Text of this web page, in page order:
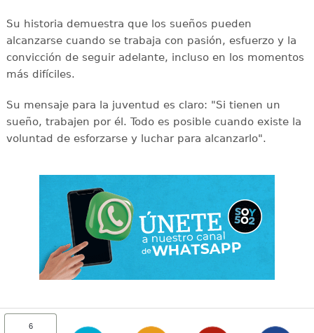
Su historia demuestra que los sueños pueden
alcanzarse cuando se trabaja con pasión, esfuerzo y la
convicción de seguir adelante, incluso en los momentos
más difíciles.
Su mensaje para la juventud es claro: "Si tienen un
sueño, trabajen por él. Todo es posible cuando existe la
voluntad de esforzarse y luchar para alcanzarlo".
6